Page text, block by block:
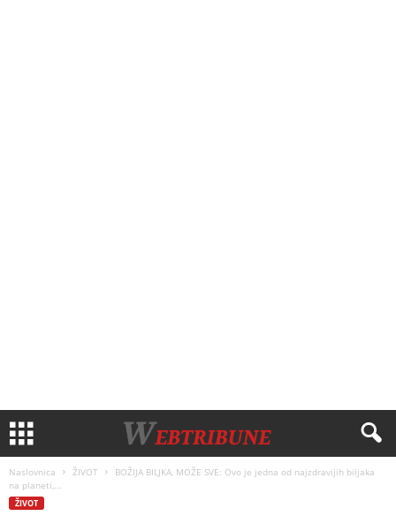
Naslovnica ŽIVOT
BOŽIJA BILJKA, MOŽE SVE: Ovo je jedna od najzdravijih biljaka
na planeti,...
ŽIVOT